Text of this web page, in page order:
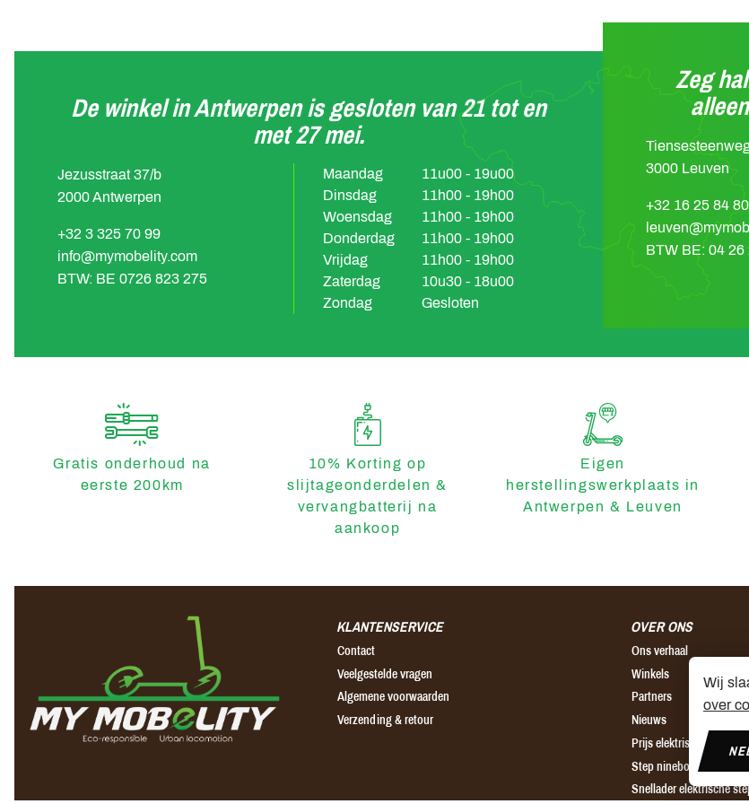
De winkel in Antwerpen is gesloten van 21 tot en
met 27 mei.
Jezusstraat 37/b
2000 Antwerpen
+32 3 325 70 99
info@mymobelity.com
BTW: BE 0726 823 275
Maandag
11u00 - 19u00
Dinsdag
11h00 - 19h00
Woensdag
11h00 - 19h00
Donderdag
11h00 - 19h00
Vrijdag
11h00 - 19h00
Zaterdag
10u30 - 18u00
Zondag
Gesloten
Zeg
3000 Leuven
+32 16 25 84 80
BTW BE: 04 26
Gratis onderhoud na
eerste 200km
10% Korting op
slijtageonderdelen &
vervangbatterij na
aankoop
Eigen
herstellingswerkplaats in
Antwerpen & Leuven
KLANTENSERVICE
Contact
Veelgestelde vragen
Algemene voorwaarden
Verzending & retour
OVER ONS
Ons verhaal
Winkels
Partners
Nieuws
Prijs elektrische step
Step ninebot leuven
Snellader elektrische
Wij
over